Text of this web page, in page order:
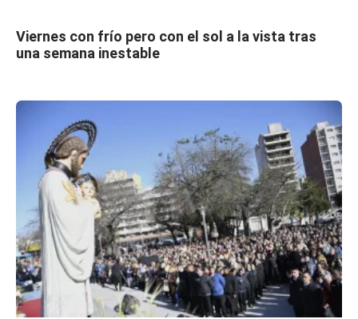
Viernes con frío pero con el sol a la vista tras
una semana inestable